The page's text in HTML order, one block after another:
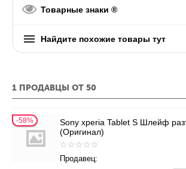
Товарные знаки ®
Найдите похожие товары тут
1 ПРОДАВЦЫ ОТ 50
58%
Sony xperia Tablet S Шлейф
(Оригинал)
Продавец: